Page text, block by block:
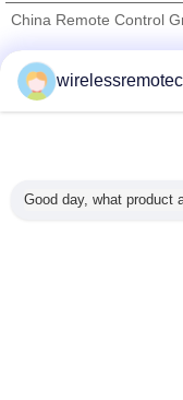
China Remote Control
Trust Seal
Todos los productos
Good day, what product